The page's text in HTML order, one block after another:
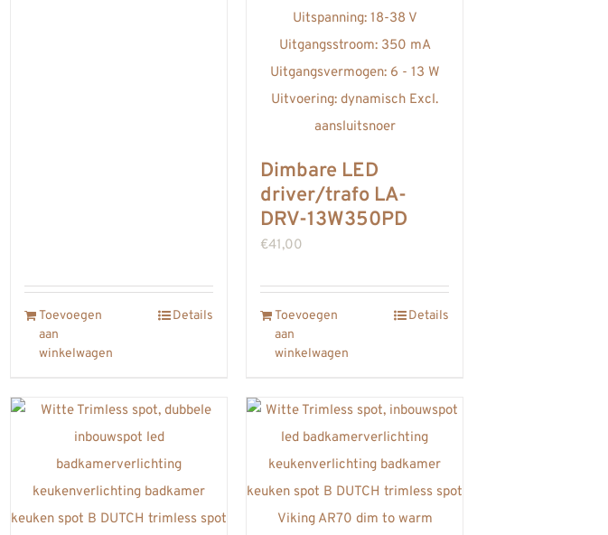
Toevoegen
aan
winkelwagen
Details
Dimbare LED
driver/trafo LA-
DRV-13W350PD
€41,00
Toevoegen
aan
winkelwagen
Details